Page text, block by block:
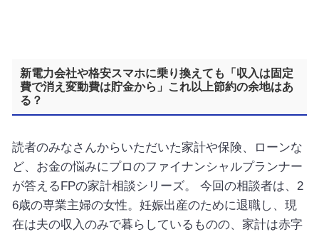
新電力会社や格安スマホに乗り換えても「収入は固定
費で消え変動費は貯金から」これ以上節約の余地はあ
る？
読者のみなさんからいただいた家計や保険、ローンな
ど、お金の悩みにプロのファイナンシャルプランナー
が答えるFPの家計相談シリーズ。 今回の相談者は、2
6歳の専業主婦の女性。妊娠出産のために退職し、現
在は夫の収入のみで暮らしているものの、家計は赤字